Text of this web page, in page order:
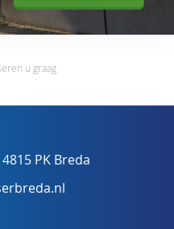
u graag
PK Breda